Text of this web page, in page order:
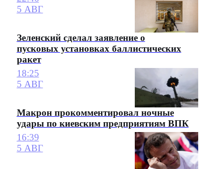
5 АВГ
Зеленский сделал заявление о
пусковых установках баллистических
ракет
18:25
5 АВГ
Макрон прокомментировал ночные
удары по киевским предприятиям ВПК
16:39
5 АВГ